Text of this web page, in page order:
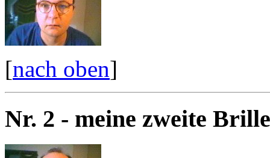
[nach oben]
Nr. 2 - meine zweite Brille